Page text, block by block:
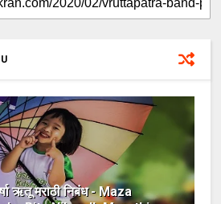
ऋतू मराठी निबंध - Maza